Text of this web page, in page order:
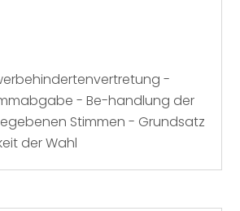
-
- Be-handlung der
Stimmen - Grundsatz
der Wahl